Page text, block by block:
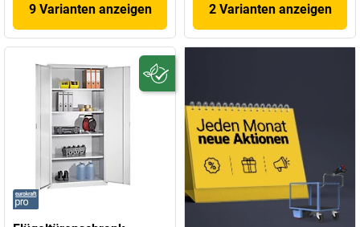
9 Varianten anzeigen 2 Varianten anzeigen